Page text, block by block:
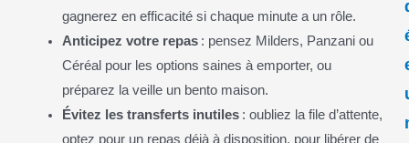
gagnerez en efficacité si chaque minute a un rôle.
Anticipez votre repas : pensez Milders, Panzani ou
Céréal pour les options saines à emporter, ou
préparez la veille un bento maison.
Évitez les transferts inutiles : oubliez la file d’attente,
optez pour un repas déjà à disposition, pour libérer de